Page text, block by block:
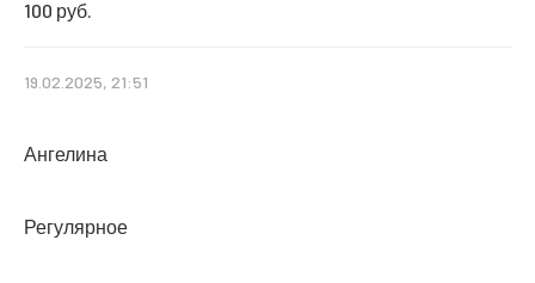
100 руб.
19.02.2025, 21:51
Ангелина
Регулярное